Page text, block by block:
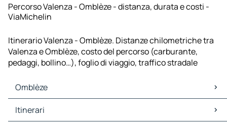
Percorso Valenza - Omblèze - distanza, durata e costi -
ViaMichelin
Itinerario Valenza - Omblèze. Distanze chilometriche tra
Valenza e Omblèze, costo del percorso (carburante,
pedaggi, bollino…), foglio di viaggio, traffico stradale
Omblèze
Omblèze Mappe Piantine
Omblèze Traffico
Itinerari